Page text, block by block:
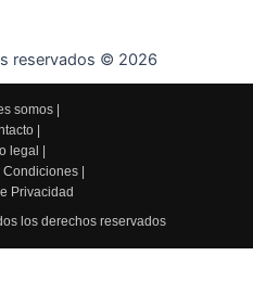
reservados © 2026
somos|
|
legal
Condiciones
Privacidad
los derechos reservados